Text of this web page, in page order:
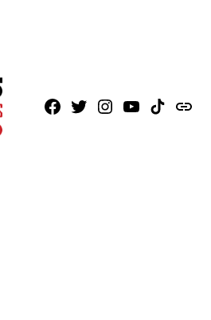
Facebook
X Instagram
YoutubeTikTokissuu